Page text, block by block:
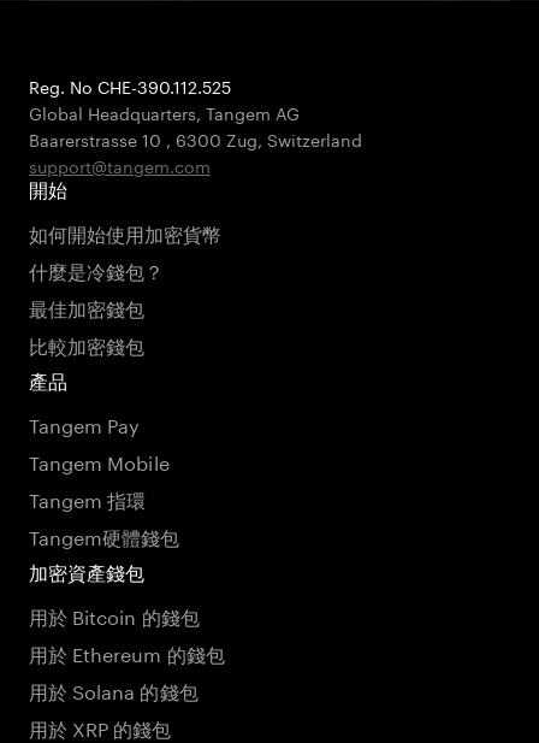
Reg. No CHE-390.112.525
Global Headquarters, Tangem AG
Baarerstrasse 10 , 6300 Zug, Switzerland
support@tangem.com
開始
如何開始使用加密貨幣
什麼是冷錢包？
最佳加密錢包
比較加密錢包
產品
Tangem Pay
Tangem Mobile
Tangem 指環
Tangem硬體錢包
加密資產錢包
用於 Bitcoin 的錢包
用於 Ethereum 的錢包
用於 Solana 的錢包
用於 XRP 的錢包